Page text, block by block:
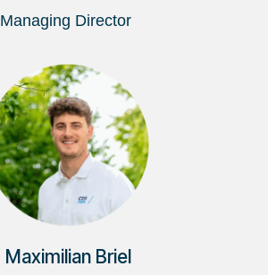
Managing Director
Maximilian Briel